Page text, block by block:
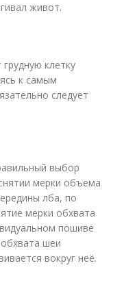
живот.
клетку
к самым
следует
выбор
мерки объема
лба, по
мерки обхвата
пошиве
шеи
вокруг неё.